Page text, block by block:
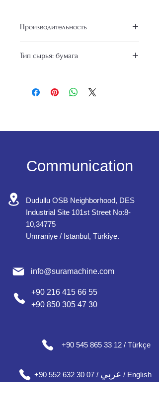
Производительность
Тип сырья: бумага
покрытием), бумага с алюминиевой
фольгой
Communication
Dudullu OSB Neighborhood, DES
Industrial Site 101st Street No:8-
10,34775
Umraniye / Istanbul, Türkiye.
info@suramachine.com
+90 216 415 66 55
+90 850 305 47 30
+90 545 865 33 12 / Türkçe
+90 552 632 30 07 / عربي / Englısh